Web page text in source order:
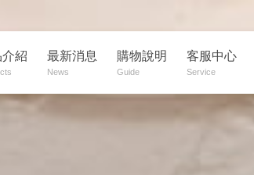
紹 最新消息
News
購物說明
Guide
客服中心
Service